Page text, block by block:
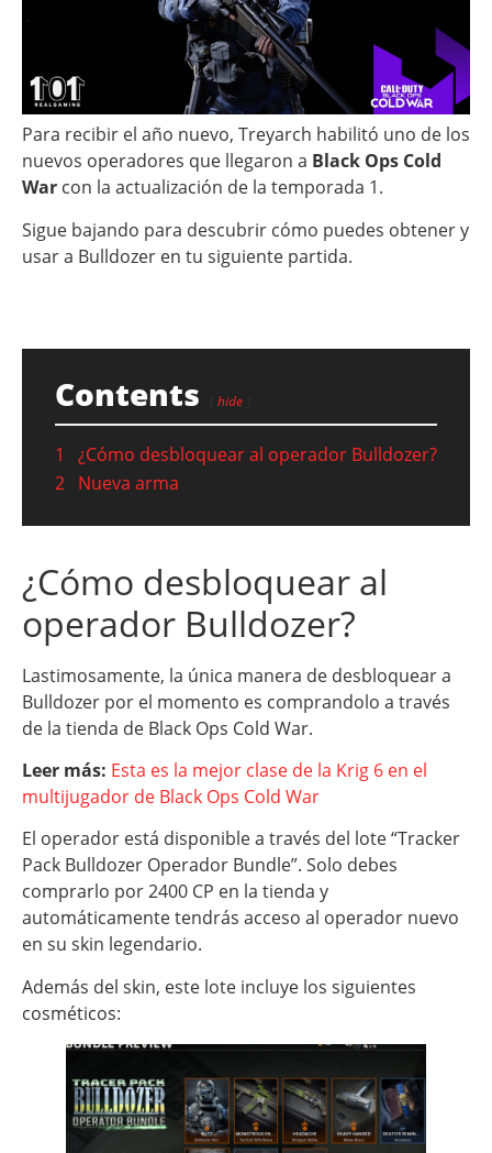
Para recibir el año nuevo, Treyarch habilitó uno de los
nuevos operadores que llegaron a Black Ops Cold
War con la actualización de la temporada 1.
Sigue bajando para descubrir cómo puedes obtener y
usar a Bulldozer en tu siguiente partida.
Contents hide
1
¿Cómo desbloquear al operador Bulldozer?
2 Nueva arma
¿Cómo desbloquear al
operador Bulldozer?
Lastimosamente, la única manera de desbloquear a
Bulldozer por el momento es comprandolo a través
de la tienda de Black Ops Cold War.
Leer más: Esta es la mejor clase de la Krig 6 en el
multijugador de Black Ops Cold War
El operador está disponible a través del lote “Tracker
Pack Bulldozer Operador Bundle”. Solo debes
comprarlo por 2400 CP en la tienda y
automáticamente tendrás acceso al operador nuevo
en su skin legendario.
Además del skin, este lote incluye los siguientes
cosméticos: